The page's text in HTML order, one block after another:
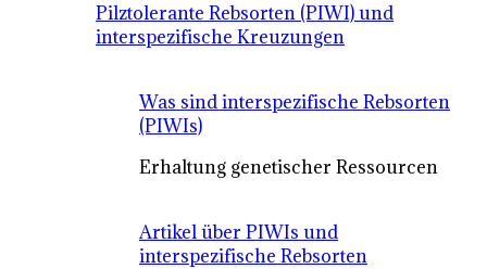
Pilztolerante Rebsorten (PIWI) und
interspezifische Kreuzungen
Was sind interspezifische Rebsorten
(PIWIs)
Erhaltung genetischer Ressourcen
Artikel über PIWIs und
interspezifische Rebsorten